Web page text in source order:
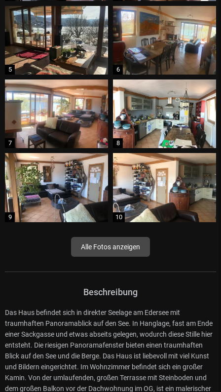
Alle Fotos anzeigen
Beschreibung
Das Haus befindet sich in direkter Seelage am Edersee mit
traumhaften Panoramablick auf den See. In Hanglage, fast am Ende
einer Sackgasse und etwas abseits gelegen, wodurch diese Stille hier
entsteht. Die riesigen Panoramafenster bieten einen traumhaften
Blick auf den See und die Berge. Das Haus ist liebevoll mit viel Kunst
und Bildern eingerichtet. Im Wohnzimmer befindet sich ein großer
Kamin. Von der umlaufenden, großen Terrasse mit Steinboden und
dem großen Balkon vor der Dachwohnung im OG, ist ein malerischer